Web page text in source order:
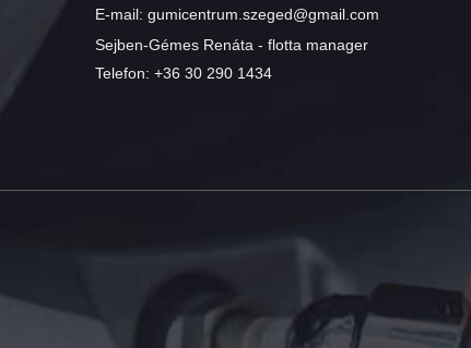
E-mail: gumicentrum.szeged@gmail.com
Sejben-Gémes Renáta - flotta manager
Telefon: +36 30 290 1434